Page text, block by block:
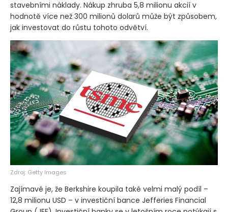
stavebními náklady. Nákup zhruba 5,8 milionu akcií v
hodnotě více než 300 milionů dolarů může být způsobem,
jak investovat do růstu tohoto odvětví.
Zdroj: Getty Images
Zajímavé je, že Berkshire koupila také velmi malý podíl –
12,8 milionu USD – v investiční bance Jefferies Financial